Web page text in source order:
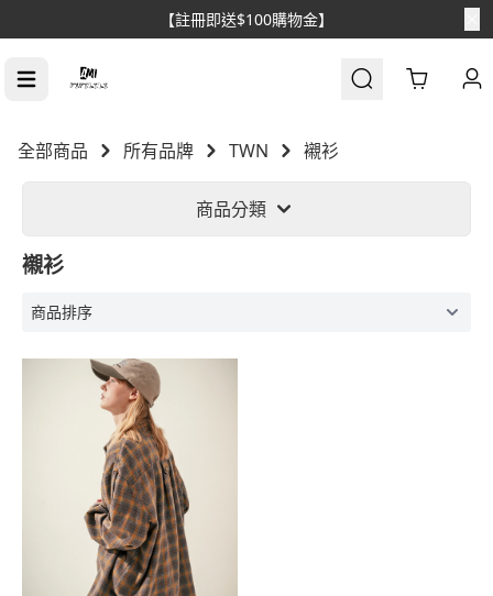
【註冊即送$100購物金】
Cart
全部商品 所有品牌 TWN 襯衫
商品分類
襯衫